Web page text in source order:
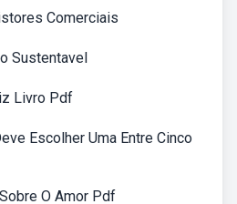
Comerciais
Sustentavel
Livro Pdf
Escolher Uma Entre Cinco
O Amor Pdf